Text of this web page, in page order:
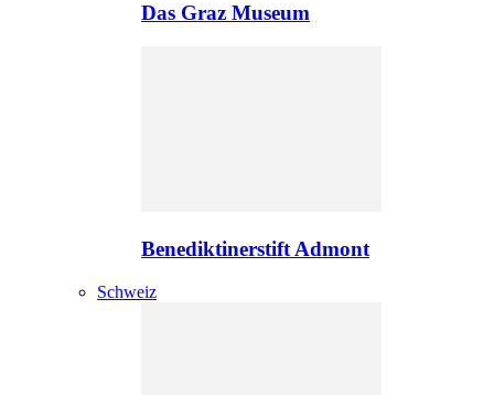
Das Graz Museum
Benediktinerstift Admont
Schweiz